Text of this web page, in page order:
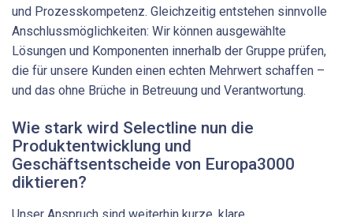
und Prozesskompetenz. Gleichzeitig entstehen sinnvolle
Anschlussmöglichkeiten: Wir können ausgewählte
Lösungen und Komponenten innerhalb der Gruppe prüfen,
die für unsere Kunden einen echten Mehrwert schaffen –
und das ohne Brüche in Betreuung und Verantwortung.
Wie stark wird Selectline nun die
Produktentwicklung und
Geschäftsentscheide von Europa3000
diktieren?
Unser Anspruch sind weiterhin kurze, klare